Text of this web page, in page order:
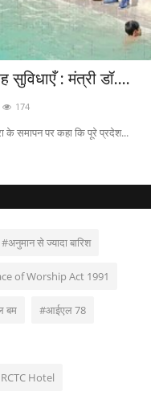
सुविधाएँ : मंत्री डॉ....
174
के समापन पर कहा कि पूरे प्रदेश...
#अनुमान से ज्यादा बारिश
of Worship Act 1991
बम #आईएल 78
Hotel